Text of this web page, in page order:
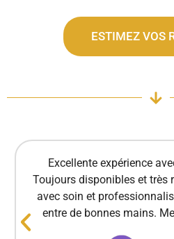
ESTIMEZ VOS
Excellente expérience
Toujours disponibles et très
avec soin et
entre de bonnes mains.